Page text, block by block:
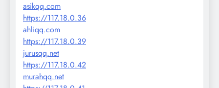
asikqq.com
https://117.18.0.36
ahliqq.com
https://117.18.0.39
jurusqq.net
https://117.18.0.42
murahqq.net